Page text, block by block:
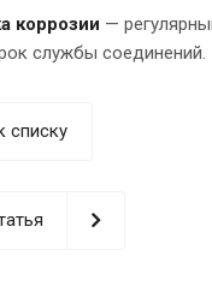
коррозии —
службы соединений.
списку